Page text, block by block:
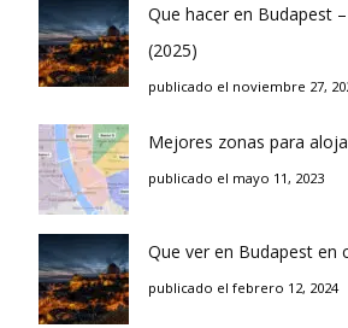
Que hacer en Budapest
(2025)
publicado el noviembre 27,
Mejores zonas para
publicado el mayo 11, 2023
Que ver en Budapest en
publicado el febrero 12, 2024